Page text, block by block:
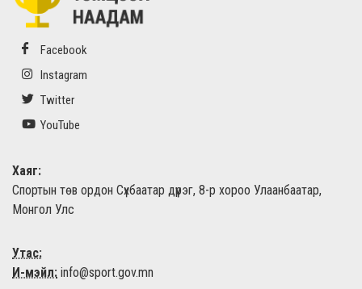
Facebook
Instagram
Twitter
YouTube
Хаяг:
Спортын төв ордон Сүхбаатар дүүрэг, 8-р хороо Улаанбаатар,
Монгол Улс
Утас:
И-мэйл: info@sport.gov.mn